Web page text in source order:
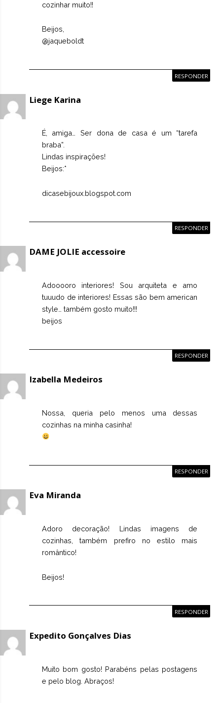
cozinhar muito!!
Beijos,
@jaqueboldt
RESPONDER
Liege Karina
É, amiga… Ser dona de casa é um “tarefa
braba”.
Lindas inspirações!
Beijos:*
dicasebijoux.blogspot.com
RESPONDER
DAME JOLIE accessoire
Adooooro interiores! Sou arquiteta e amo
tuuudo de interiores! Essas são bem american
style… também gosto muito!!!
beijos
RESPONDER
Izabella Medeiros
Nossa, queria pelo menos uma dessas
cozinhas na minha casinha!
RESPONDER
Eva Miranda
Adoro decoração! Lindas imagens de
cozinhas, também prefiro no estilo mais
romântico!
Beijos!
RESPONDER
Expedito Gonçalves Dias
Muito bom gosto! Parabéns pelas postagens
e pelo blog. Abraços!